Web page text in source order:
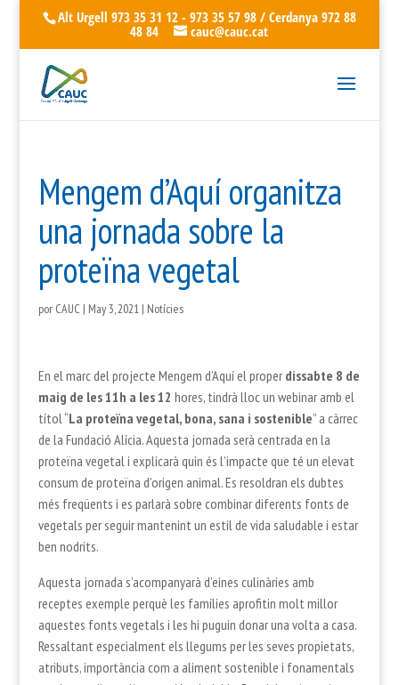
Alt Urgell 973 35 31 12 - 973 35 57 98 / Cerdanya 972 88
48 84
cauc@cauc.cat
Mengem d’Aquí organitza
una jornada sobre la
proteïna vegetal
por CAUC | May 3, 2021 | Notícies
En el marc del projecte Mengem d’Aquí el proper dissabte 8 de
maig de les 11h a les 12 hores, tindrà lloc un webinar amb el
títol “La proteïna vegetal, bona, sana i sostenible” a càrrec
de la Fundació Alícia. Aquesta jornada serà centrada en la
proteïna vegetal i explicarà quin és l’impacte que té un elevat
consum de proteïna d’origen animal. Es resoldran els dubtes
més freqüents i es parlarà sobre combinar diferents fonts de
vegetals per seguir mantenint un estil de vida saludable i estar
ben nodrits.
Aquesta jornada s’acompanyarà d’eines culinàries amb
receptes exemple perquè les famílies aprofitin molt millor
aquestes fonts vegetals i les hi puguin donar una volta a casa.
Ressaltant especialment els llegums per les seves propietats,
atributs, importància com a aliment sostenible i fonamentals